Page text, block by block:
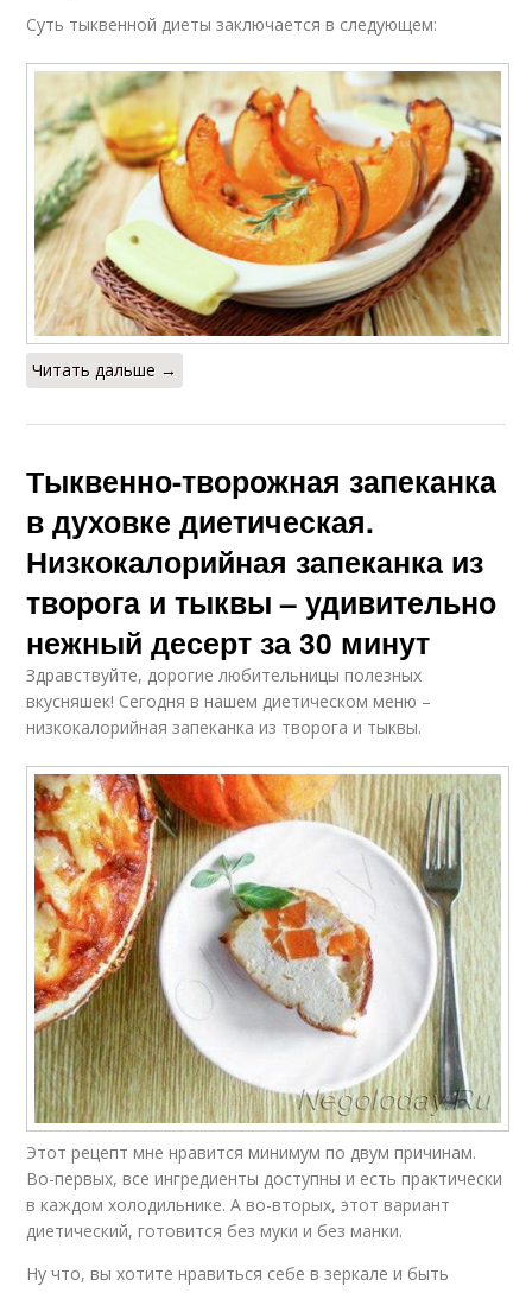
Суть тыквенной диеты заключается в следующем:
Читать дальше →
Тыквенно-творожная запеканка
в духовке диетическая.
Низкокалорийная запеканка из
творога и тыквы – удивительно
нежный десерт за 30 минут
Здравствуйте, дорогие любительницы полезных
вкусняшек! Сегодня в нашем диетическом меню –
низкокалорийная запеканка из творога и тыквы.
Этот рецепт мне нравится минимум по двум причинам.
Во-первых, все ингредиенты доступны и есть практически
в каждом холодильнике. А во-вторых, этот вариант
диетический, готовится без муки и без манки.
Ну что, вы хотите нравиться себе в зеркале и быть